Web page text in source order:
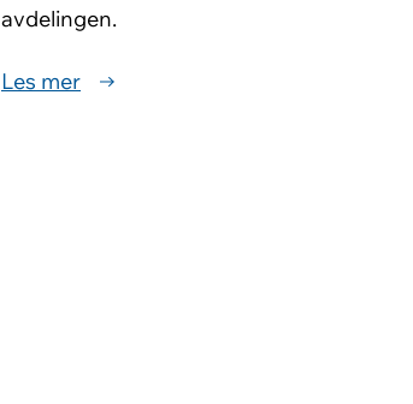
avdelingen.
Les mer